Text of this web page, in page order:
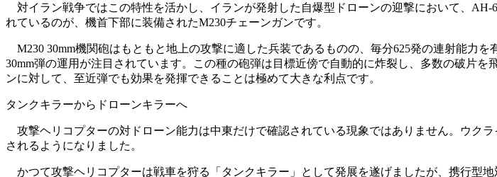
対イラン戦争ではこの特性を活かし、イランが発射した自爆型ドローンの迎撃において、
れているのが、機首下部に装備されたM230チェーンガンです。
M230 30mm機関砲はもともと地上の攻撃に適した兵装であるものの、毎分625発の連射能力
30mm弾の運用が注目されています。この種の砲弾は目標近傍で自動的に炸裂し、多数の破片
ンに対して、至近弾でも効果を発揮できることは極めて大きな利点です。
タンクキラーからドローンキラーへ
攻撃ヘリコプターの対ドローン能力は中東だけで確認されている現象ではありません。ウク
されるようになりました。
かつて攻撃ヘリコプターは戦車を狩る「タンクキラー」として発展を遂げましたが、携行型